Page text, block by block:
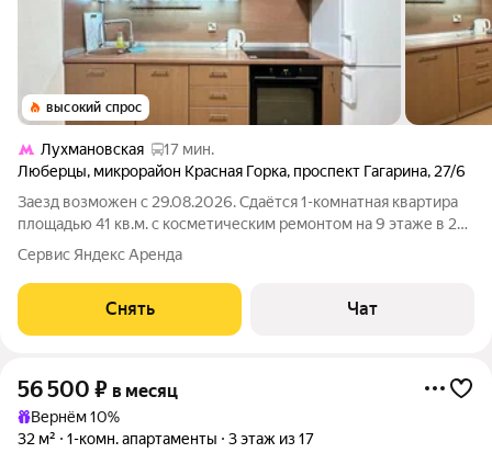
высокий спрос
Лухмановская
17 мин.
Люберцы, микрорайон Красная Горка, проспект Гагарина, 27/6
Заезд возможен с 29.08.2026. Сдаётся 1-комнатная квартира
площадью 41 кв.м. с косметическим ремонтом на 9 этаже в 25-
этажном доме на срок от 11 месяцев. Из техники есть:
Телевизор Духовой шкаф Стиральная машина Холодильник
Посудомоечная машина
Сервис Яндекс Аренда
Снять Чат
56 500 ₽ в месяц
Вернём 10%
32 м²
1-комн. апартаменты 3 этаж из 17